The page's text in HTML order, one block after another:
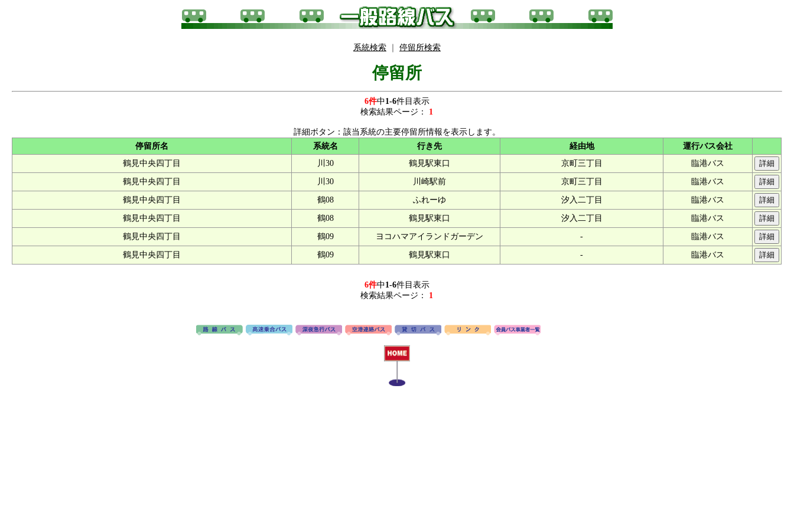
系統検索 停留所検索
停留所
6件中1-6件目表示
検索結果ページ：
1
詳細ボタン：該当系統の主要停留所情報を表示します。
停留所名
系統名 行き先 経由地
運行バス会社
鶴見中央四丁目
川30 鶴見駅東口 京町三丁目 臨港バス
鶴見中央四丁目 川30 川崎駅前 京町三丁目 臨港バス
鶴見中央四丁目 鶴08 ふれーゆ 汐入二丁目 臨港バス
鶴見中央四丁目 鶴08 鶴見駅東口 汐入二丁目 臨港バス
鶴見中央四丁目 鶴09 ヨコハマアイランドガーデン - 臨港バス
鶴見中央四丁目 鶴09 鶴見駅東口 - 臨港バス
6件中1-6件目表示
検索結果ページ：
1